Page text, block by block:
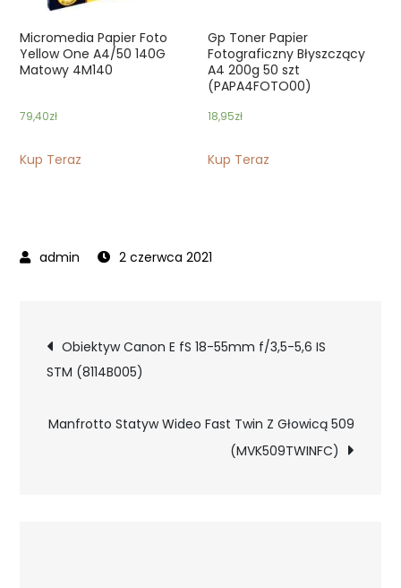
Micromedia Papier Foto
Yellow One A4/50 140G
Matowy 4M140
79,40zł
Kup Teraz
Gp Toner Papier
Fotograficzny Błyszczący
A4 200g 50 szt
(PAPA4FOTO00)
18,95zł
Kup Teraz
2 czerwca 2021
Nawigacja
wpisu
Obiektyw Canon E fS 18-55mm f/3,5-5,6 IS
STM (8114B005)
Manfrotto Statyw Wideo Fast Twin Z Głowicą 509
(MVK509TWINFC)